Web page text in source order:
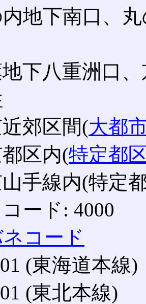
地下南口、
下八重洲口
郊区間(大都
区内(特定都
手線内(特定
ード: 4000
コード
(東海道本線)
(東北本線)